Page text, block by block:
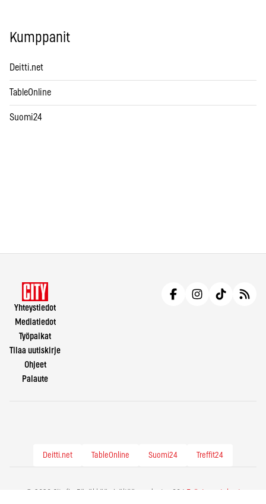
Kumppanit
Deitti.net
TableOnline
Suomi24
Yhteystiedot
Mediatiedot
Työpaikat
Tilaa uutiskirje
Ohjeet
Palaute
Deitti.net TableOnline Suomi24 Treffit24